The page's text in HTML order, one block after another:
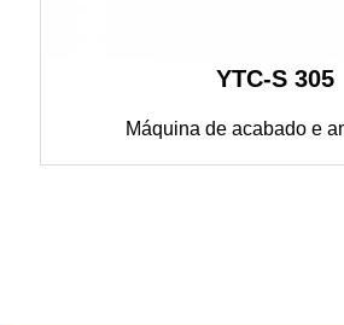
YTC-S 305
Máquina de acabado e